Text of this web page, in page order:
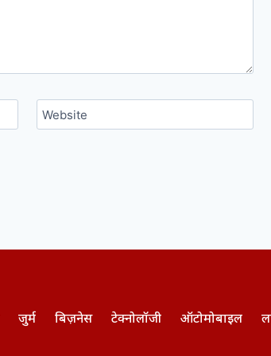
Website
जुर्म बिज़नेस टेक्नोलॉजी ऑटोमोबाइल